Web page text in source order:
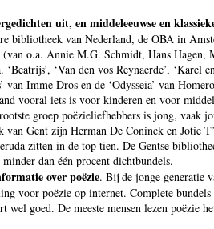
uit, en middeleeuwse en
bibliotheek van Nederland, de OBA in
o.a. Annie M.G. Schmidt, Hans Hagen,
‘Van den vos Reynaerde’, ‘Karel
van Imme Dros en de ‘Odysseia’ van
vooral iets is voor kinderen en voor
groep poëzieliefhebbers is jong, vaak
van Gent zijn Herman De Coninck en Jotie
zitten in de top tien. De Gentse
dan één procent dichtbundels.
over poëzie. Bij de jonge generatie
voor poëzie op internet. Complete
wel goed. De meeste mensen lezen poëzie